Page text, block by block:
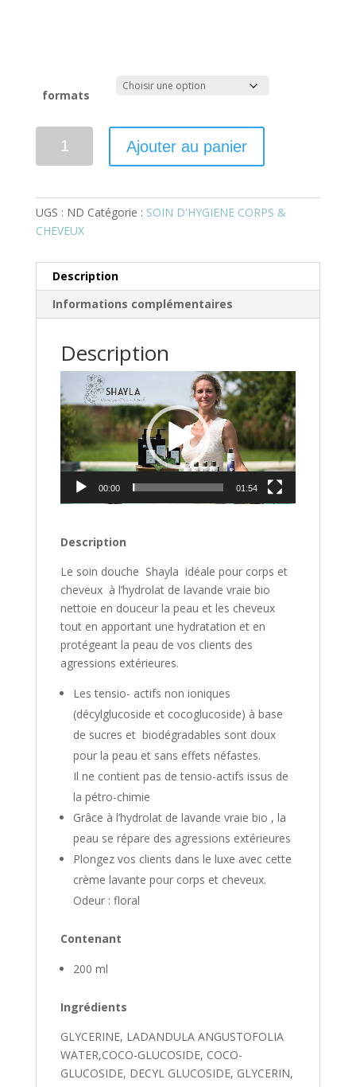
formats
Corps
&
–
Hydrolat
Lavande
Vraie
Ajouter au panier
UGS : ND Catégorie : SOIN D'HYGIENE CORPS &
CHEVEUX
Description
Informations complémentaires
Description
Lecteur
vidéo
00:00 01:54
Description
Le soin douche Shayla idéale pour corps et
cheveux à l’hydrolat de lavande vraie bio
nettoie en douceur la peau et les cheveux
tout en apportant une hydratation et en
protégeant la peau de vos clients des
agressions extérieures.
Les tensio- actifs non ioniques
(décylglucoside et cocoglucoside) à base
de sucres et biodégradables sont doux
pour la peau et sans effets néfastes.
Il ne contient pas de tensio-actifs issus de
la pétro-chimie
Grâce à l’hydrolat de lavande vraie bio , la
peau se répare des agressions extérieures
Plongez vos clients dans le luxe avec cette
crème lavante pour corps et cheveux.
Odeur : floral
Contenant
200 ml
Ingrédients
GLYCERINE, LADANDULA ANGUSTOFOLIA
WATER,COCO-GLUCOSIDE, COCO-
GLUCOSIDE, DECYL GLUCOSIDE, GLYCERIN,